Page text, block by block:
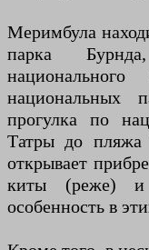
Меримбула
парка
национальных
прогулка по
Татры до
открывает
киты (реже) и
особенность в